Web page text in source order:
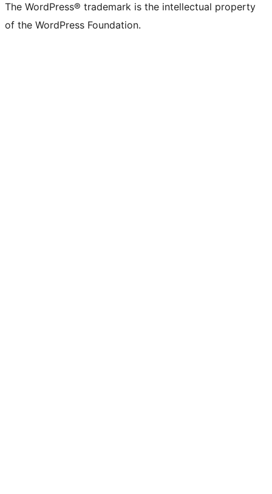
The WordPress® trademark is the intellectual property
of the WordPress Foundation.